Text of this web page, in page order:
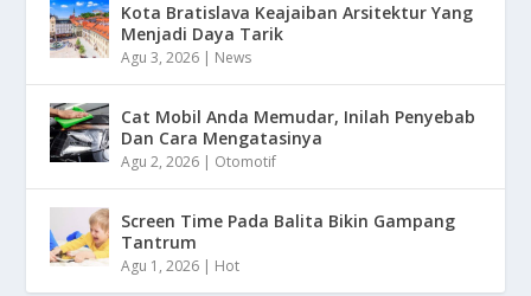
Kota Bratislava Keajaiban Arsitektur Yang
Menjadi Daya Tarik
Agu 3, 2026 | News
Cat Mobil Anda Memudar, Inilah Penyebab
Dan Cara Mengatasinya
Agu 2, 2026 | Otomotif
Screen Time Pada Balita Bikin Gampang
Tantrum
Agu 1, 2026 | Hot